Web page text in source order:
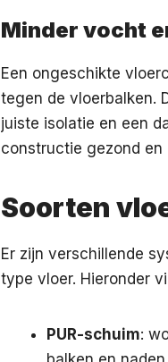
Minder vocht
Een ongeschikte
tegen de vloerbalken.
juiste isolatie en een
constructie gezond
Soorten
Er zijn verschillende
type vloer. Hieronder
PUR-schuim: